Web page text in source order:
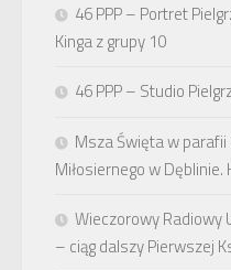
46 PPP – Portret
Kinga z grupy 10
46 PPP – Studio
Msza Święta w
Miłosiernego w Dęblinie.
Wieczorowy Radiowy
– ciąg dalszy Pierwszej